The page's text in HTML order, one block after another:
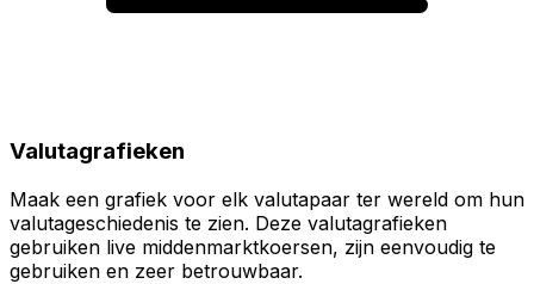
Valutagrafieken
Maak een grafiek voor elk valutapaar ter wereld om hun
valutageschiedenis te zien. Deze valutagrafieken
gebruiken live middenmarktkoersen, zijn eenvoudig te
gebruiken en zeer betrouwbaar.